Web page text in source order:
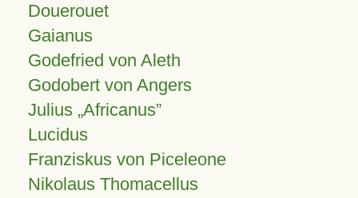
Douerouet
Gaianus
Godefried von Aleth
Godobert von Angers
Julius Africanus
Lucidus
Franziskus von Piceleone
Nikolaus Thomacellus